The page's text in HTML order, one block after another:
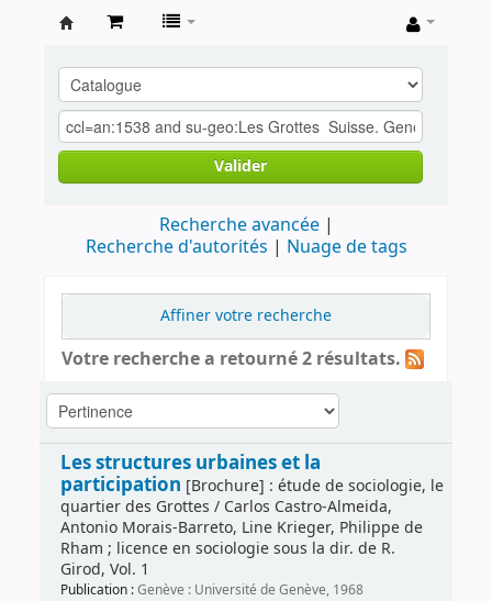
contestataires
Valider
Recherche avancée
Recherche d'autorités
Nuage de tags
Affiner votre recherche
Votre recherche a retourné 2 résultats.
Les structures urbaines et la
participation [Brochure] : étude de sociologie, le
quartier des Grottes / Carlos Castro-Almeida,
Antonio Morais-Barreto, Line Krieger, Philippe de
Rham ; licence en sociologie sous la dir. de R.
Girod, Vol. 1
Publication :Genève : Université de Genève, 1968